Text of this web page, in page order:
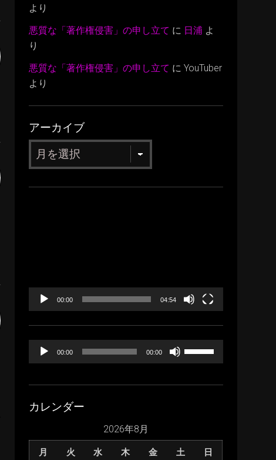
より
悪質な「著作権侵害」の申し立て に 日浦 よ
り
悪質な「著作権侵害」の申し立て にYouTuber
より
アーカイブ
ー
ヤ
00:00 04:54
声
ー
ー
00:00 00:00
リ
節
に
カレンダー
2026年8月
月 火 水 木 金 土 日